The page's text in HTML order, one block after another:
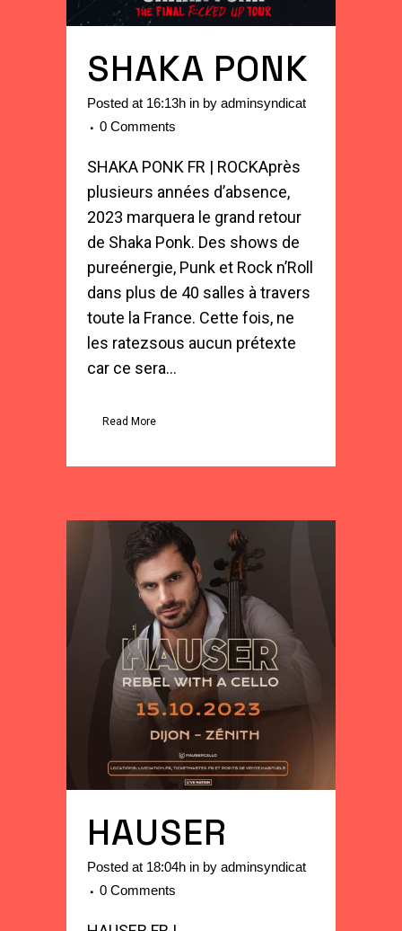
SHAKA PONK
Posted at 16:13h in by adminsyndicat
0 Comments
SHAKA PONK FR | ROCKAprès
plusieurs années d’absence,
2023 marquera le grand retour
de Shaka Ponk. Des shows de
pureénergie, Punk et Rock n’Roll
dans plus de 40 salles à travers
toute la France. Cette fois, ne
les ratezsous aucun prétexte
car ce sera...
Read More
HAUSER
Posted at 18:04h in by adminsyndicat
0 Comments